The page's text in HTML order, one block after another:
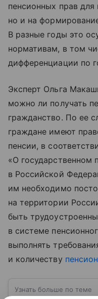
пенсионных прав для
но и на
В разные годы это
нормативам, в том
дифференциации по
Эксперт Ольга
можно ли получать
гражданство. По ее
граждане имеют
пенсии, в
«О государственном
в Российской
им необходимо
на территории
быть
в системе
выполнять
и количеству
Узнать больше по теме